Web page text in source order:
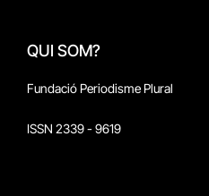
QUI SOM?
Fundació Periodisme Plural
ISSN 2339 - 9619